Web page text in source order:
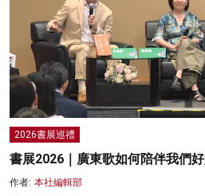
2026書展巡禮
書展2026｜廣東歌如何陪伴我們
作者: 本社編輯部